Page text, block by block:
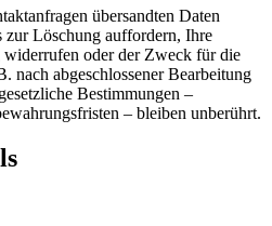
übersandten Daten
zur Löschung auffordern, Ihre
oder der Zweck für die
nach abgeschlossener Bearbeitung
Bestimmungen –
– bleiben unberührt.